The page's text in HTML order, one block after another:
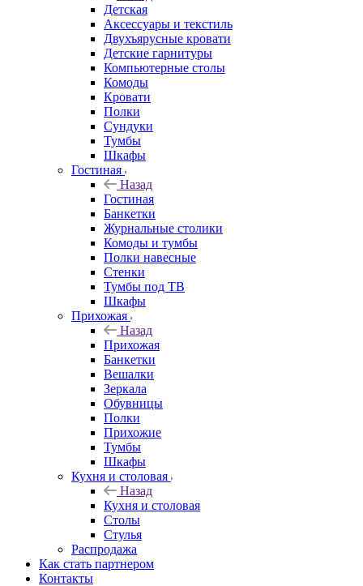
Детская
Аксессуары и текстиль
Двухъярусные кровати
Детские гарнитуры
Компьютерные столы
Комоды
Кровати
Полки
Сундуки
Тумбы
Шкафы
Гостиная
Назад
Гостиная
Банкетки
Журнальные столики
Комоды и тумбы
Полки навесные
Стенки
Тумбы под ТВ
Шкафы
Прихожая
Назад
Прихожая
Банкетки
Вешалки
Зеркала
Обувницы
Полки
Прихожие
Тумбы
Шкафы
Кухня и столовая
Назад
Кухня и столовая
Столы
Стулья
Распродажа
Как стать партнером
Контакты